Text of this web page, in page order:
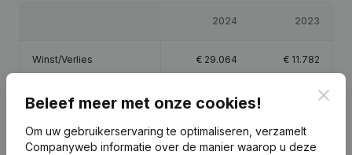
2024 2023
Winst/Verlies € 29.064 € 11.782
Eigen vermogen €41.213 12.982
Brutomarge €48.017 €14.528
Beleef meer met onze cookies!
Om uw gebruikerservaring te optimaliseren, verzamelt
Companyweb informatie over de manier waarop u deze